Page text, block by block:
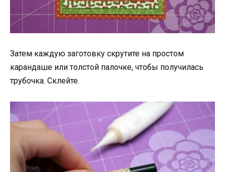
Затем каждую заготовку скрутите на простом
карандаше или толстой палочке, чтобы получилась
трубочка. Склейте.